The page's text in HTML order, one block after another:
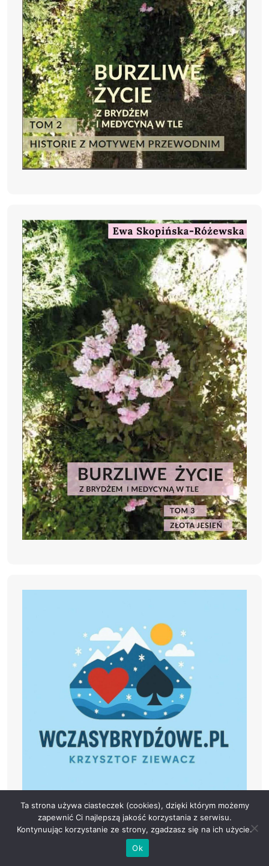
Ta strona używa ciasteczek (cookies), dzięki którym możemy
zapewnić Ci najlepszą jakość korzystania z serwisu.
Kontynuując korzystanie ze strony, zgadzasz się na ich użycie.
Ok